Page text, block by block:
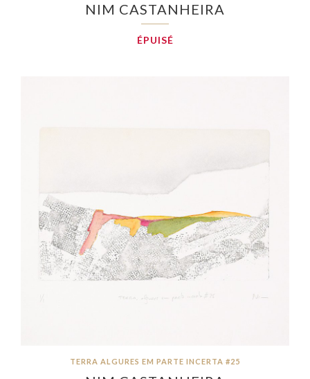
NIM CASTANHEIRA
ÉPUISÉ
TERRA ALGURES EM PARTE INCERTA #25